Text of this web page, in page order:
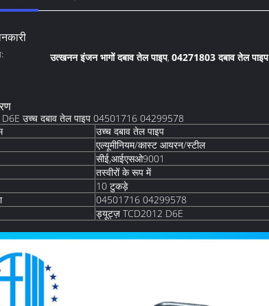
उत्खनन इंजन भागों दबाव तेल पाइप, 04271803 दबाव तेल पाइप
उच्च दबाव तेल पाइप 04501716 04299578
उच्च दबाव तेल पाइप
एल्यूमीनियम/कास्ट आयरन/स्टील
सीई,आईएसओ9001
तस्वीरों के रूप में
10 टुकड़े
04501716 04299578
ड्यूट्ज़ TCD2012 D6E